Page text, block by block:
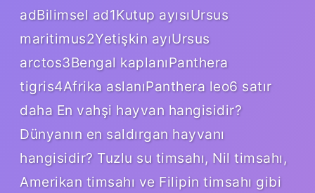
adBilimsel ad1Kutup ayısıUrsus
maritimus2Yetişkin ayıUrsus
arctos3Bengal kaplanıPanthera
tigris4Afrika aslanıPanthera leo6 satır
daha En vahşi hayvan hangisidir?
Dünyanın en saldırgan hayvanı
hangisidir? Tuzlu su timsahı, Nil timsahı,
Amerikan timsahı ve Filipin timsahı gibi